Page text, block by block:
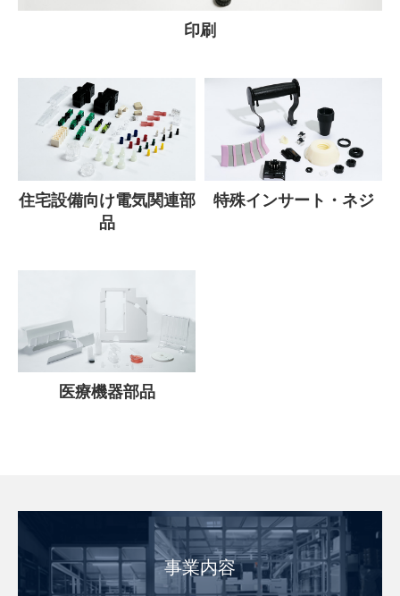
印刷
住宅設備向け電気関連部
品
特殊インサート・ネジ
医療機器部品
事業内容